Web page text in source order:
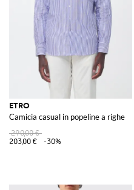
ETRO
Camicia casual in popeline a righe
290,00 €
203,00 €
-30%